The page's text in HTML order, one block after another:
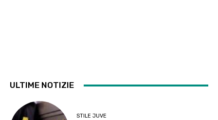
ULTIME NOTIZIE
STILE JUVE